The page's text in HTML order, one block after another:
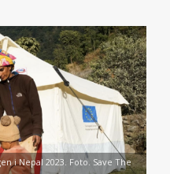
i Nepal 2023. Foto. Save The